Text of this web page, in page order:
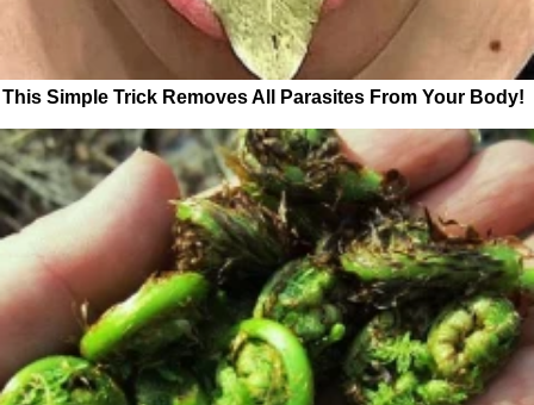
This Simple Trick Removes All Parasites From Your Body!